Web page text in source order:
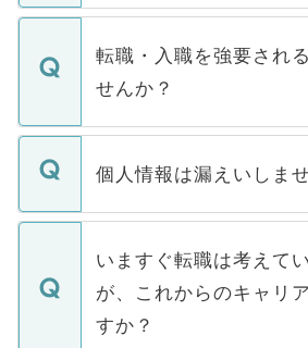
ます。通常、5営業日以内
いただきますので、しば
い。
マイナビDOCTORで取り
うち約3割は、Webサイト
けない「非公開求人」で
下記の理由によって、一
ません。
■応募殺到を避けるため
関を公にしてしまうと、
に、医療機関が求める条
みを人材紹介会社に依頼
ています。
転職・入職を強要され
せんか？
転職・入職を強要するこ
ん。また、仮に応募先か
定を承諾する必要はあり
の辞退の連絡はキャリア
ますので、ご安心くださ
個人情報は漏えいしま
個人情報が漏えいするこ
で、ご安心ください。当
などで収集したご登録者
ご本人のキャリアアップ
支援を目的に使用いたし
いますぐ転職は考えて
が、これからのキャリ
すか？